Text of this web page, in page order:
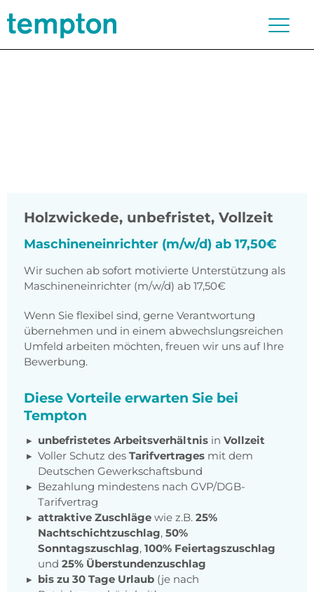
Holzwickede, unbefristet, Vollzeit
Maschineneinrichter (m/w/d) ab 17,50€
Wir suchen ab sofort motivierte Unterstützung als
Maschineneinrichter (m/w/d) ab 17,50€
Wenn Sie flexibel sind, gerne Verantwortung
übernehmen und in einem abwechslungsreichen
Umfeld arbeiten möchten, freuen wir uns auf Ihre
Bewerbung.
Diese Vorteile erwarten Sie bei
Tempton
unbefristetes Arbeitsverhältnis in Vollzeit
Voller Schutz des Tarifvertrages mit dem
Deutschen Gewerkschaftsbund
Bezahlung mindestens nach GVP/DGB-
Tarifvertrag
attraktive Zuschläge wie z.B. 25%
Nachtschichtzuschlag, 50%
Sonntagszuschlag, 100% Feiertagszuschlag
und 25% Überstundenzuschlag
bis zu 30 Tage Urlaub (je nach